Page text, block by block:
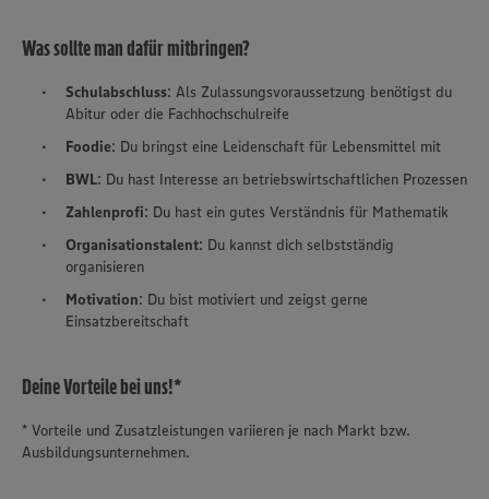
Was sollte man dafür mitbringen?
Schulabschluss: Als Zulassungsvoraussetzung benötigst du
Abitur oder die Fachhochschulreife
Foodie: Du bringst eine Leidenschaft für Lebensmittel mit
BWL: Du hast Interesse an betriebswirtschaftlichen Prozessen
Zahlenprofi: Du hast ein gutes Verständnis für Mathematik
Organisationstalent: Du kannst dich selbstständig
organisieren
Motivation: Du bist motiviert und zeigst gerne
Einsatzbereitschaft
Deine Vorteile bei uns!*
* Vorteile und Zusatzleistungen variieren je nach Markt bzw.
Ausbildungsunternehmen.